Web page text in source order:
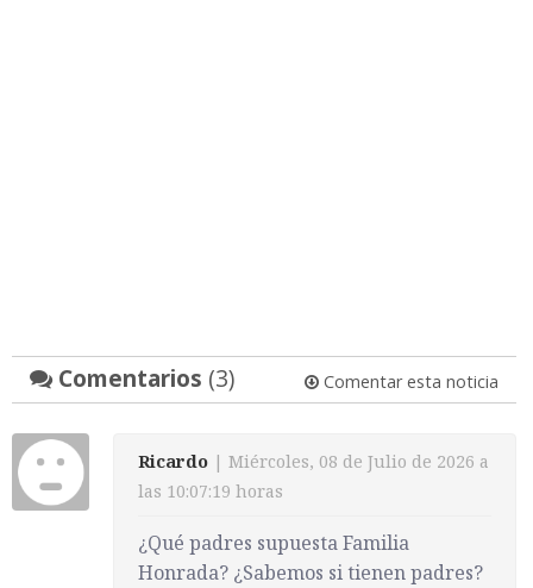
Comentarios (3) Comentar esta noticia
Ricardo | Miércoles, 08 de Julio de 2026 a
las 10:07:19 horas
¿Qué padres supuesta Familia
Honrada? ¿Sabemos si tienen padres?